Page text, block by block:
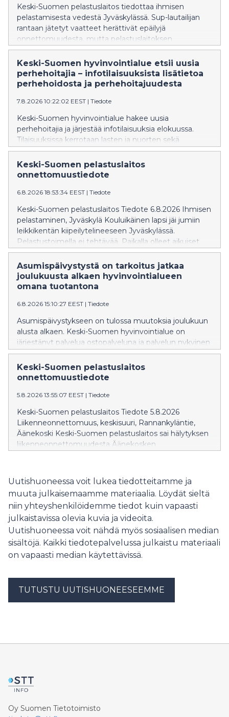
Keski-Suomen pelastuslaitos tiedottaa ihmisen
pelastamisesta vedestä Jyväskylässä. Sup-lautailijan
rantaan jätetyt vaatteet herättivät epäilyjä
onnettomuudesta, mutta pelastuslaitoksen
tiedustelulla todettiin, ettei kukaan ollut veden varassa.
Pelastustoimia ei tarvittu.
Keski-Suomen hyvinvointialue etsii uusia
perhehoitajia – infotilaisuuksista lisätietoa
perhehoidosta ja perhehoitajuudesta
7.8.2026 10:22:02 EEST | Tiedote
Keski-Suomen hyvinvointialue hakee uusia
perhehoitajia ja järjestää infotilaisuuksia elokuussa.
Tilaisuuksissa kerrotaan lasten ja nuorten sekä
vammaisten lasten, nuorten ja aikuisten
perhehoidosta. Ilmoittaudu etätilaisuuksiin etukäteen
sähköpostitse. Seuraavat valmennukset alkavat
Keski-Suomen pelastuslaitos
onnettomuustiedote
6.8.2026 18:53:34 EEST | Tiedote
Keski-Suomen pelastuslaitos Tiedote 6.8.2026 Ihmisen
pelastaminen, Jyväskylä Kouluikäinen lapsi jäi jumiin
leikkikentän kiipeilytelineeseen Jyväskylässä.
Pelastustoimella ei tehtävää. Paikalla olleet aikuiset
olivat auttaneet lapsen alas telineestä. Pelastustoimi ei
tiedota asiasta enempää.
Asumispäivystystä on tarkoitus jatkaa
joulukuusta alkaen hyvinvointialueen
omana tuotantona
6.8.2026 15:10:27 EEST | Tiedote
Asumispäivystykseen on tulossa muutoksia joulukuun
alusta alkaen. Keski-Suomen hyvinvointialue on
järjestänyt palvelua ostopalveluna ja palvelun nykyinen
ja ainut tuottaja Katulähetys ry on irtisanonut
sopimuksen päättymään 30.11. Asumispäivystyksessä
on vuodepaikkoja 10 hengelle.
Keski-Suomen pelastuslaitos
onnettomuustiedote
5.8.2026 13:55:07 EEST | Tiedote
Keski-Suomen pelastuslaitos Tiedote 5.8.2026
Liikenneonnettomuus, keskisuuri, Rannankyläntie,
Äänekoski Keski-Suomen pelastuslaitos sai hälytyksen
liikenneonnettomuudesta Äänekosken
Jyväskyläntietä, kun yhdistelmä suistui tieltä päätyen
Rannankyläntielle. Yhdistelmän perävaunu kaatui
onnettomuudessa ja Rannankyläntie on toistaiseksi
suljettu liikenteeltä. Onnettomuudessa ei aiheutunut
henkilövahinkoja.
Uutishuoneessa voit lukea tiedotteitamme ja
muuta julkaisemaamme materiaalia. Löydät sieltä
niin yhteyshenkilöidemme tiedot kuin vapaasti
julkaistavissa olevia kuvia ja videoita.
Uutishuoneessa voit nähdä myös sosiaalisen median
sisältöjä. Kaikki tiedotepalvelussa julkaistu materiaali
on vapaasti median käytettävissä.
TUTUSTU UUTISHUONEESEEMME
Oy Suomen Tietotoimisto